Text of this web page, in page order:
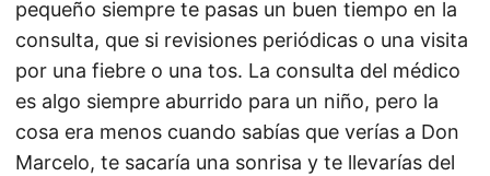
pequeño siempre te pasas un buen tiempo en la
consulta, que si revisiones periódicas o una visita
por una fiebre o una tos. La consulta del médico
es algo siempre aburrido para un niño, pero la
cosa era menos cuando sabías que verías a Don
Marcelo, te sacaría una sonrisa y te llevarías del